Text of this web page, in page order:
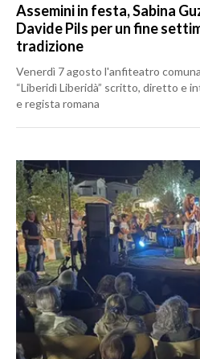
Assemini in festa, Sabina
Davide Pils per un fine
tradizione
Venerdì 7 agosto l'anfiteatro
“Liberidì Liberidà” scritto, diretto e
e regista romana